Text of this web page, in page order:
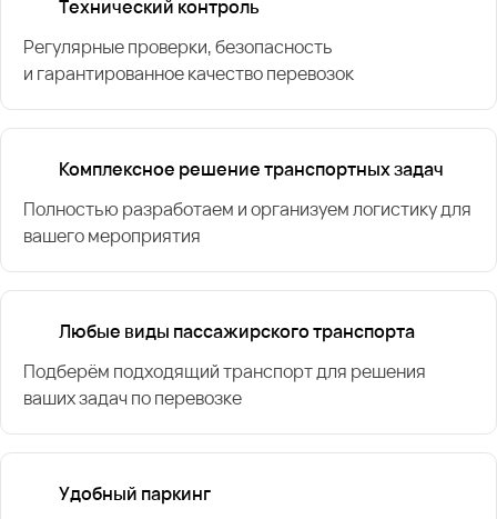
Технический контроль
Регулярные проверки, безопасность
и гарантированное качество перевозок
Комплексное решение транспортных задач
Полностью разработаем и организуем логистику для
вашего мероприятия
Любые виды пассажирского транспорта
Подберём подходящий транспорт для решения
ваших задач по перевозке
Удобный паркинг